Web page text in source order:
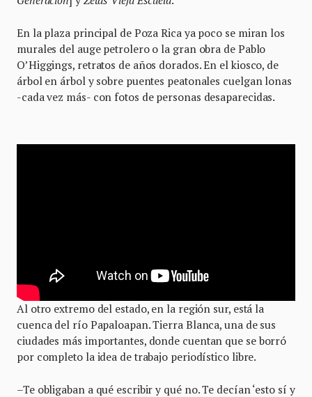
En la plaza principal de Poza Rica ya poco se miran los
murales del auge petrolero o la gran obra de Pablo
O’Higgings, retratos de años dorados. En el kiosco, de
árbol en árbol y sobre puentes peatonales cuelgan lonas
-cada vez más- con fotos de personas desaparecidas.
Al otro extremo del estado, en la región sur, está la
cuenca del río Papaloapan. Tierra Blanca, una de sus
ciudades más importantes, donde cuentan que se borró
por completo la idea de trabajo periodístico libre.
–Te obligaban a qué escribir y qué no. Te decían ‘esto sí y